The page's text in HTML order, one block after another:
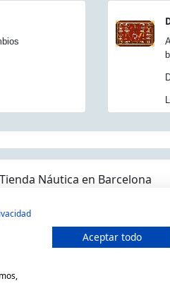
Náutica en Barcelona
EQUIPOS NÁUTICOS SLL CIF:
de 9.00h a 14:00h y de 15.00h a
Aceptar todo